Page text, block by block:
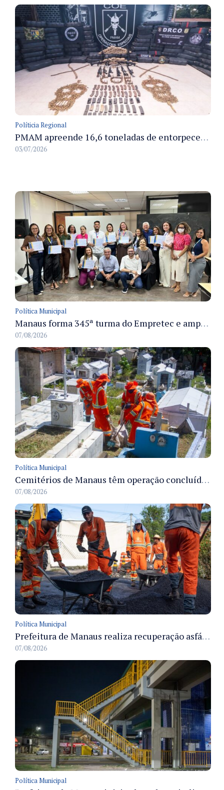
Políticia Regional
PMAM apreende 16,6 toneladas de entorpecentes e registra aumento nas prisões em flagrante e nas capturas de foragidos no primeiro semestre de 2026
03/07/2026
Política Municipal
Manaus forma 345ª turma do Empretec e amplia qualificação de empreendedores na cidade
07/08/2026
Política Municipal
Cemitérios de Manaus têm operação concluída e estrutura pronta para receber famílias no Dia dos Pais
07/08/2026
Política Municipal
Prefeitura de Manaus realiza recuperação asfáltica na rua Canário do Campo e amplia mobilidade na zona Norte
07/08/2026
Política Municipal